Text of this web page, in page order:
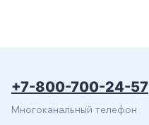
+7-800-700-24-57
Многоканальный телефон